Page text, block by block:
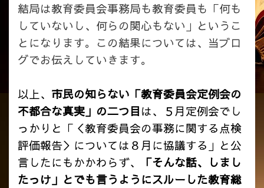
結局は教育委員会事務局も教育委員も「何も
していないし、何らの関心もない」というこ
とになります。この結果については、当ブロ
グでお伝えしていきます。
以上、 市民の知らない「教育委員会定例会の
不都合な真実」の二つ目は、５月定例会でし
っかりと「＜教育委員会の事務に関する点検
評価報告＞については８月に協議する」と公
言したにもかかわらず、
「そんな話、しまし
たっけ」とでも言うようにスルーした教育総